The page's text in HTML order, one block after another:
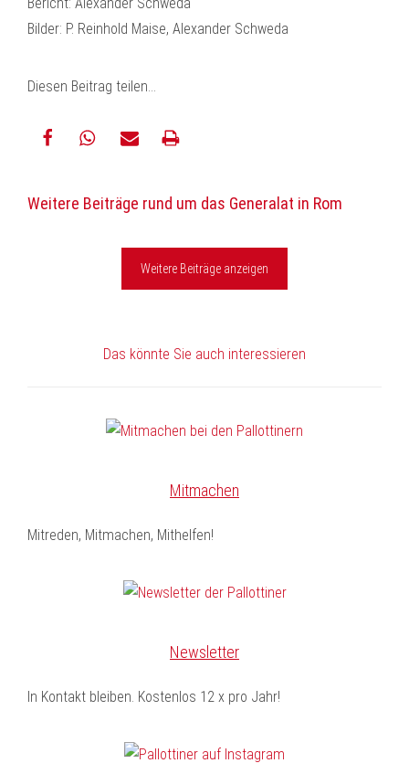
Bilder: P. Reinhold Maise, Alexander Schweda
Diesen Beitrag teilen…
Mail
Weitere Beiträge rund um das Generalat in Rom
Weitere Beiträge anzeigen
Das könnte Sie auch interessieren
Mitmachen
Mitreden, Mitmachen, Mithelfen!
Newsletter
In Kontakt bleiben. Kostenlos 12 x pro Jahr!